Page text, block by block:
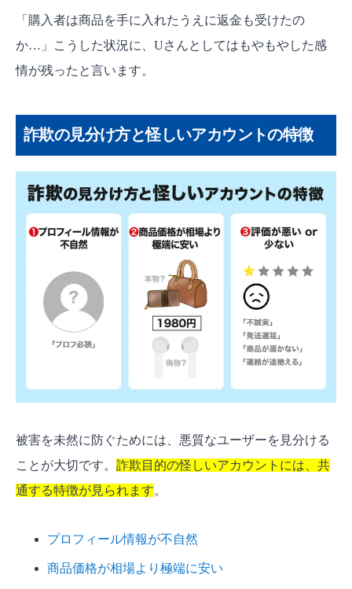
「購入者は商品を手に入れたうえに返金も受けたの
か…」こうした状況に、Uさんとしてはもやもやした感
情が残ったと言います。
詐欺の見分け方と怪しいアカウントの特徴
被害を未然に防ぐためには、悪質なユーザーを見分ける
ことが大切です。 詐欺目的の怪しいアカウントには、共
通する特徴が見られます。
プロフィール情報が不自然
商品価格が相場より極端に安い